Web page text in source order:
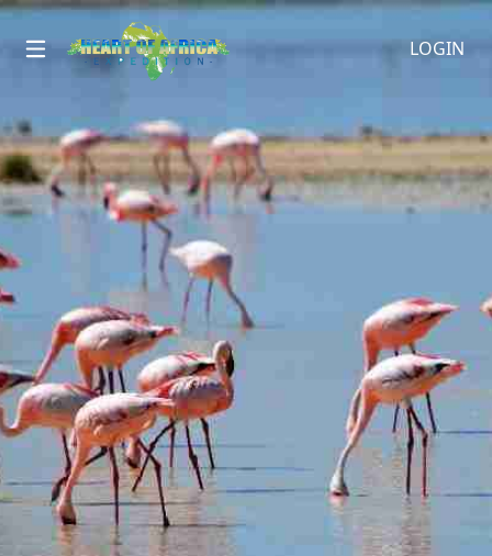
LOGIN